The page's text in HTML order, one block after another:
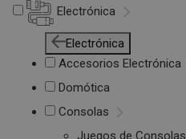
Electrónica
Electrónica
Accesorios Electrónica
Domótica
Consolas
Juegos de Consolas